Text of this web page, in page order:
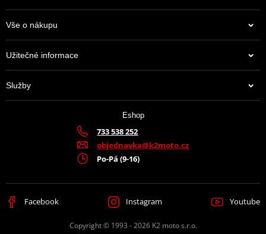
Vše o nákupu
Užitečné informace
Služby
Eshop
733 538 252
objednavka@k2moto.cz
Po-Pá (9-16)
Facebook Instagram Youtube
Copyright © 1993 - 2026 K2 moto s.r.o.